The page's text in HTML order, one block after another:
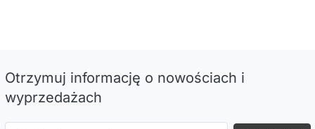
Otrzymuj informację o nowościach i
wyprzedażach